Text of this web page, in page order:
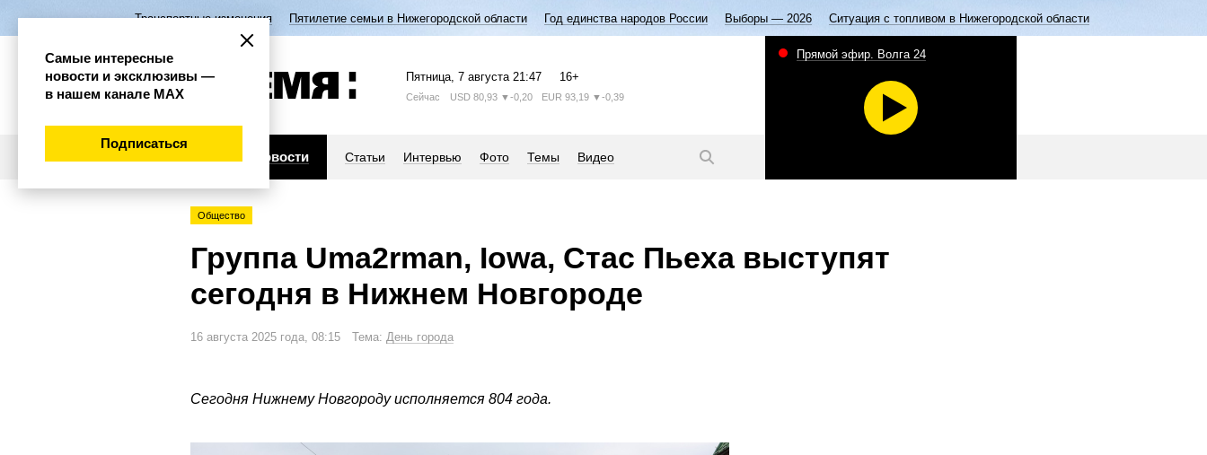
Транспортные изменения Пятилетие семьи в Нижегородской области Год единства народов России Выборы — 2026 Ситуация с топливом в Нижегородской области
Пятница, 7 августа 21:47 16+
Сейчас USD 80,93 ▼-0,20 EUR 93,19 ▼-0,39
Новости Статьи Интервью Фото Темы Видео
Прямой эфир. Волга 24
Общество
Группа Uma2rman, Iowa, Стас Пьеха выступят
сегодня в Нижнем Новгороде
16 августа 2025 года, 08:15 Тема: День города
Сегодня Нижнему Новгороду исполняется 804 года.
Самые интересные
новости и эксклюзивы —
в нашем канале МАХ
Подписаться